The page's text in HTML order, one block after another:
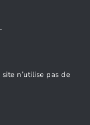
n’utilise pas de